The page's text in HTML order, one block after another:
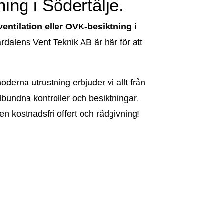
i Södertälje.
eller OVK-besiktning i
Vent Teknik AB är här för att
utrustning erbjuder vi allt från
kontroller och besiktningar.
kostnadsfri offert och rådgivning!